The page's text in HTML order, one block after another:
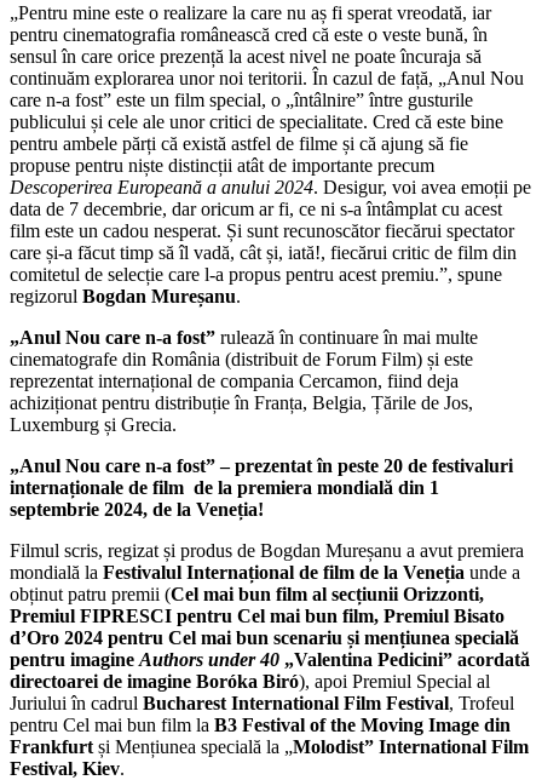
„Pentru mine este o realizare la care nu aș fi sperat vreodată, iar
pentru cinematografia românească cred că este o veste bună, în
sensul în care orice prezență la acest nivel ne poate încuraja să
continuăm explorarea unor noi teritorii. În cazul de față, „Anul Nou
care n-a fost” este un film special, o „întâlnire” între gusturile
publicului și cele ale unor critici de specialitate. Cred că este bine
pentru ambele părți că există astfel de filme și că ajung să fie
propuse pentru niște distincții atât de importante precum
Descoperirea Europeană a anului 2024. Desigur, voi avea emoții pe
data de 7 decembrie, dar oricum ar fi, ce ni s-a întâmplat cu acest
film este un cadou nesperat. Și sunt recunoscător fiecărui spectator
care și-a făcut timp să îl vadă, cât și, iată!, fiecărui critic de film din
comitetul de selecție care l-a propus pentru acest premiu.”, spune
regizorul Bogdan Mureșanu.
„Anul Nou care n-a fost” rulează în continuare în mai multe
cinematografe din România (distribuit de Forum Film) și este
reprezentat internațional de compania Cercamon, fiind deja
achiziționat pentru distribuție în Franța, Belgia, Țările de Jos,
Luxemburg și Grecia.
„Anul Nou care n-a fost” – prezentat în peste 20 de festivaluri
internaționale de film de la premiera mondială din 1
septembrie 2024, de la Veneția!
Filmul scris, regizat și produs de Bogdan Mureșanu a avut premiera
mondială la Festivalul Internațional de film de la Veneția unde a
obținut patru premii (Cel mai bun film al secțiunii Orizzonti,
Premiul FIPRESCI pentru Cel mai bun film, Premiul Bisato
d’Oro 2024 pentru Cel mai bun scenariu și mențiunea specială
pentru imagine Authors under 40 „Valentina Pedicini” acordată
directoarei de imagine Boróka Biró), apoi Premiul Special al
Juriului în cadrul Bucharest International Film Festival, Trofeul
pentru Cel mai bun film la B3 Festival of the Moving Image din
Frankfurt și Mențiunea specială la „Molodist” International Film
Festival, Kiev.